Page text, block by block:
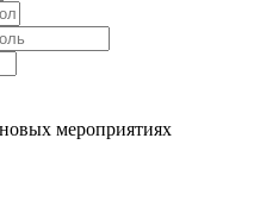
мероприятиях